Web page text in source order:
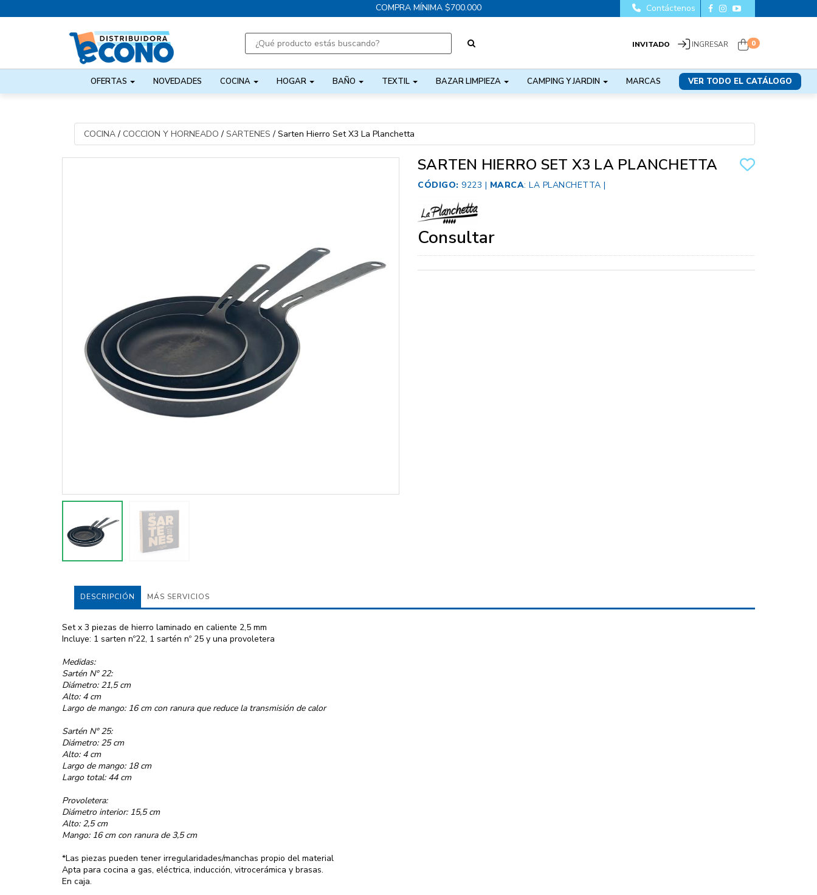
COMPRA MÍNIMA $700.000
INVITADO INGRESAR 0
OFERTAS NOVEDADES COCINA HOGAR BAÑO TEXTIL BAZAR LIMPIEZA CAMPING Y JARDIN MARCAS VER TODO EL CATÁLOGO
Contáctenos
COCINA/ COCCION Y HORNEADO / SARTENES / Sarten Hierro Set X3 La Planchetta
SARTEN HIERRO SET X3 LA PLANCHETTA
CÓDIGO: 9223 | MARCA: LA PLANCHETTA |
Consultar
DESCRIPCIÓN MÁS SERVICIOS
Set x 3 piezas de hierro laminado en caliente 2,5 mm
Incluye: 1 sarten nº22, 1 sartén nº 25 y una provoletera
Medidas:
Sartén N° 22:
Diámetro: 21,5 cm
Alto: 4 cm
Largo de mango: 16 cm con ranura que reduce la transmisión de calor
Sartén N° 25:
Diámetro: 25 cm
Alto: 4 cm
Largo de mango: 18 cm
Largo total: 44 cm
Provoletera:
Diámetro interior: 15,5 cm
Alto: 2,5 cm
Mango: 16 cm con ranura de 3,5 cm
*Las piezas pueden tener irregularidades/manchas propio del material
Apta para cocina a gas, eléctrica, inducción, vitrocerámica y brasas.
En caja.